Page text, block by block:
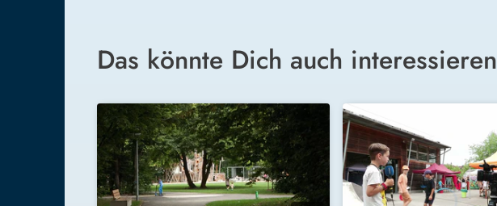
Das könnte Dich auch interessieren